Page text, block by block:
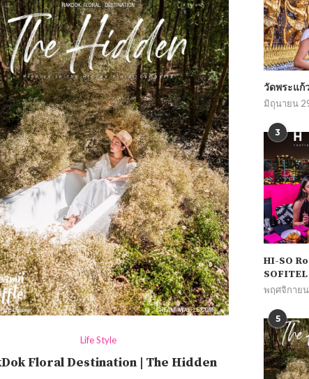
Life Style
Floral Destination | The Hidden
วัดพระแก้
มิถุนายน
3
HI-SO
พฤศจิกาย
5